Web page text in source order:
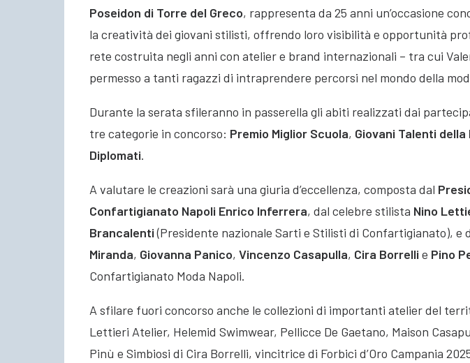
Poseidon di Torre del Greco, rappresenta da 25 anni un’occasione
la creatività dei giovani stilisti, offrendo loro visibilità e opportunità
rete costruita negli anni con atelier e brand internazionali – tra cui
permesso a tanti ragazzi di intraprendere percorsi nel mondo della
Durante la serata sfileranno in passerella gli abiti realizzati dai
tre categorie in concorso: Premio Miglior Scuola, Giovani Talenti della
Diplomati.
A valutare le creazioni sarà una giuria d’eccellenza, composta dal
Confartigianato Napoli Enrico Inferrera, dal celebre stilista Nino
Brancalenti(Presidente nazionale Sarti e Stilisti di Confartigianato), e
Miranda, Giovanna Panico, Vincenzo Casapulla, Cira Borrelli e Pino
Confartigianato Moda Napoli.
A sfilare fuori concorso anche le collezioni di importanti atelier del
Lettieri Atelier, Helemid Swimwear, Pellicce De Gaetano, Maison
Pinù e Simbiosi di Cira Borrelli, vincitrice di Forbici d’Oro Campania